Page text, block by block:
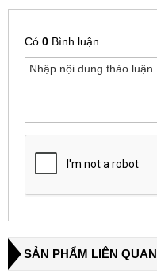
Có 0 Bình luận
SẢN PHẨM LIÊN QUAN